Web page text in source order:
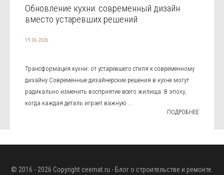
Обновление кухни: современный дизайн
вместо устаревших решений
19.06.2026
Трансформация кухни: от устаревшего стиля к современному
дизайну Современные дизайнерские решения в кухне могут
радикально изменить восприятие всего жилища. В эпоху,
когда каждая деталь играет важную ...
ПОДРОБНЕЕ
© 2016 - 2026 Copyright ceemat.ru - Блог о строительстве и ремонте.